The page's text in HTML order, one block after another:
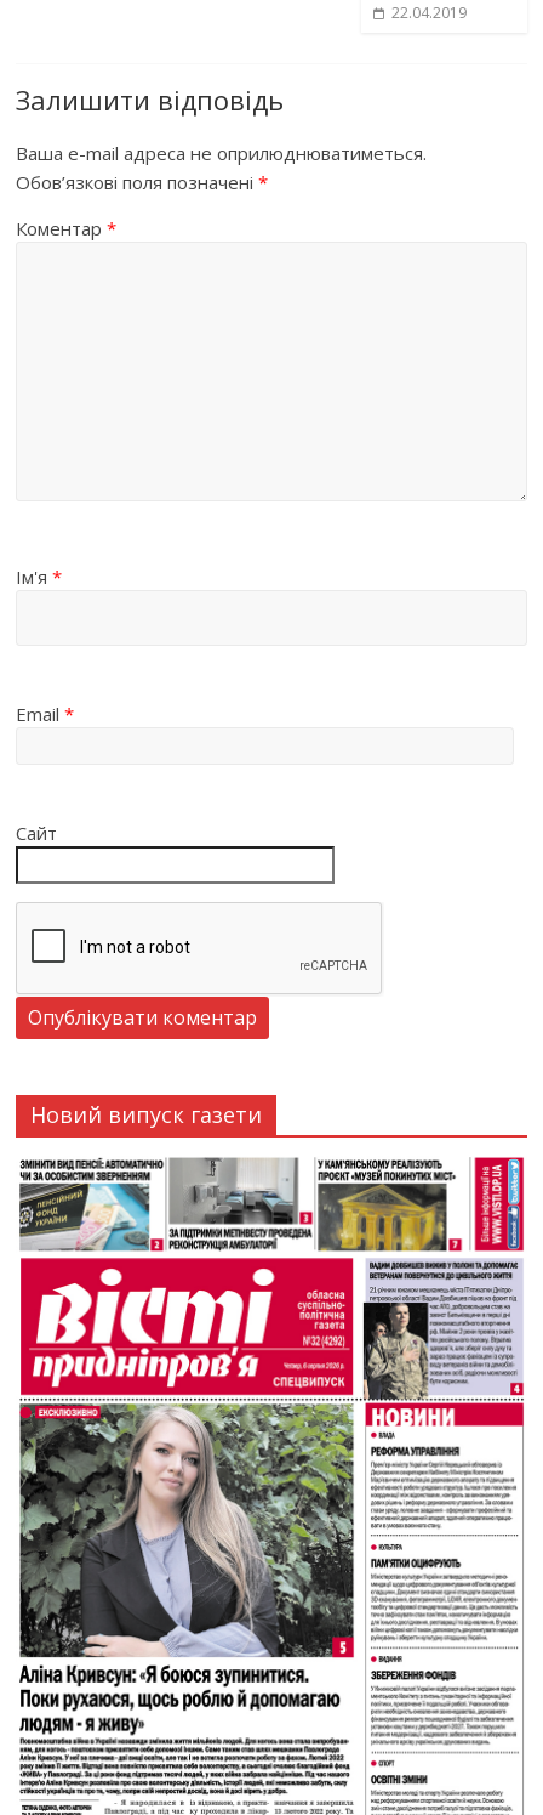
22.04.2019
Залишити відповідь
Ваша e-mail адреса не оприлюднюватиметься.
Обов’язкові поля позначені*
Коментар*
Ім'я*
Email*
Сайт
Новий випуск газети